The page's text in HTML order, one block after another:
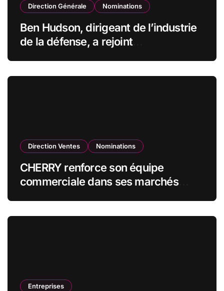
Direction Générale Nominations
Ben Hudson, dirigeant de l’industrie
de la défense, a rejoint
Direction Ventes Nominations
CHERRY renforce son équipe
commerciale dans ses marchés
Entreprises